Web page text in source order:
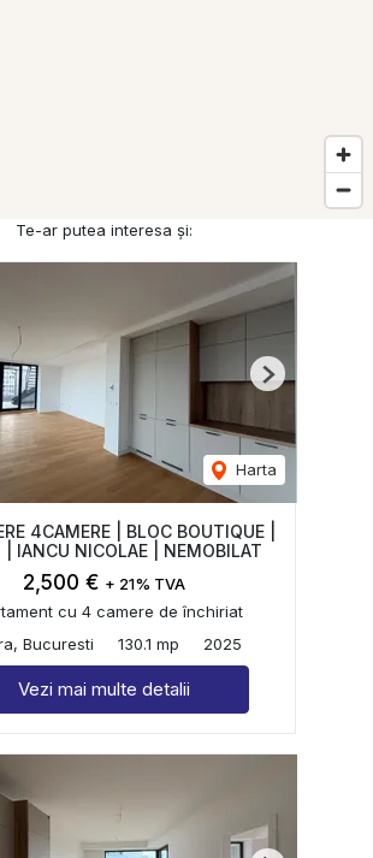
Te-ar putea interesa și:
Harta
Next
4CAMERE | BLOC BOUTIQUE |
| IANCU NICOLAE | NEMOBILAT
2,500 € + 21% TVA
cu 4 camere de închiriat
Bucuresti
130.1 mp 2025
Vezi mai multe detalii